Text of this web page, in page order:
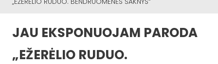
JAU EKSPONUOJAM PARODA
„EŽERĖLIO RUDUO.